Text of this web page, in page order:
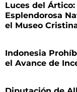
Luces del
Esplendorosa
el Museo
Indonesia
el Avance de